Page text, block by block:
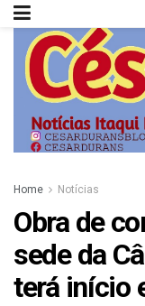
Home Notícias
Obra de
sede da
terá início